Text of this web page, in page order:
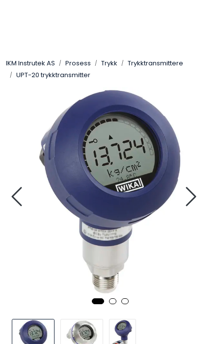
IKM Instrutek AS Prosess Trykk
Trykktransmittere
UPT-20 trykktransmitter
Elektro
Frekvensomformere
Miljø og sikkerhet
Kalibratorer
Navigasjon & Kommunikasjon
Tilbehør